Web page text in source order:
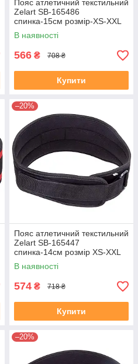
Пояс атлетичний текстильний
Zelart SB-165486
спинка-15см розмір-XS-XXL
червоний
В наявності
566 ₴ 708 ₴
Купити
–20%
Пояс атлетичний текстильний
Zelart SB-165447
спинка-14см розмір XS-XXL
чорний
В наявності
574 ₴ 718 ₴
Купити
–20%